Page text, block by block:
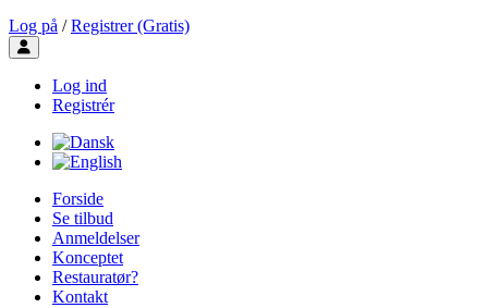
Log på / Registrer (Gratis)
Toggle user menu
Log ind
Registrér
Forside
Se tilbud
Anmeldelser
Konceptet
Restauratør?
Kontakt